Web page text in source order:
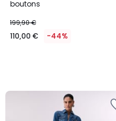
boutons
199,90 €
110,00 € -44%